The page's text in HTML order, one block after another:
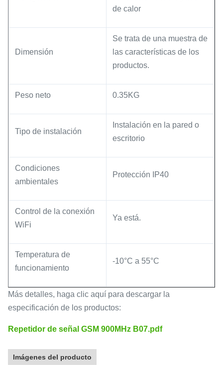
de calor
Dimensión
Se trata de una muestra de
las características de los
productos.
Peso neto 0.35KG
Tipo de instalación
Instalación en la pared o
escritorio
Condiciones
ambientales
Protección IP40
Control de la conexión
WiFi
Ya está.
Temperatura de
funcionamiento
-10°C a 55°C
Más detalles, haga clic aquí para descargar la
especificación de los productos:
Repetidor de señal GSM 900MHz B07.pdf
Imágenes del producto